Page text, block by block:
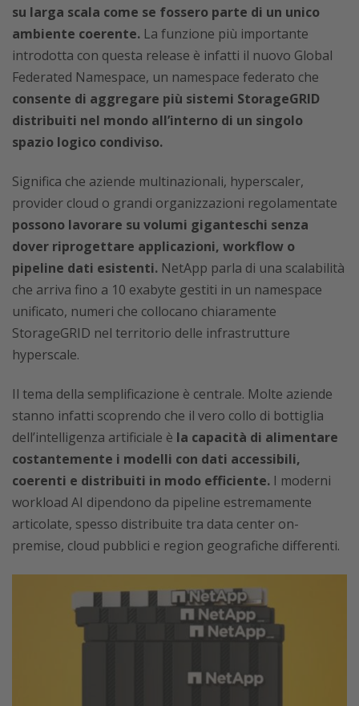
su larga scala come se fossero parte di un unico
ambiente coerente. La funzione più importante
introdotta con questa release è infatti il nuovo Global
Federated Namespace, un namespace federato che
consente di aggregare più sistemi StorageGRID
distribuiti nel mondo all’interno di un singolo
spazio logico condiviso.
Significa che aziende multinazionali, hyperscaler,
provider cloud o grandi organizzazioni regolamentate
possono lavorare su volumi giganteschi senza
dover riprogettare applicazioni, workflow o
pipeline dati esistenti. NetApp parla di una scalabilità
che arriva fino a 10 exabyte gestiti in un namespace
unificato, numeri che collocano chiaramente
StorageGRID nel territorio delle infrastrutture
hyperscale.
Il tema della semplificazione è centrale. Molte aziende
stanno infatti scoprendo che il vero collo di bottiglia
dell’intelligenza artificiale è la capacità di alimentare
costantemente i modelli con dati accessibili,
coerenti e distribuiti in modo efficiente. I moderni
workload AI dipendono da pipeline estremamente
articolate, spesso distribuite tra data center on-
premise, cloud pubblici e region geografiche differenti.